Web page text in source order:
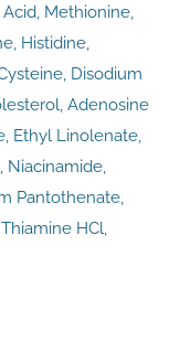
Methionine,
Histidine,
Disodium
Adenosine
Ethyl Linolenate,
Niacinamide,
Pantothenate,
HCl,